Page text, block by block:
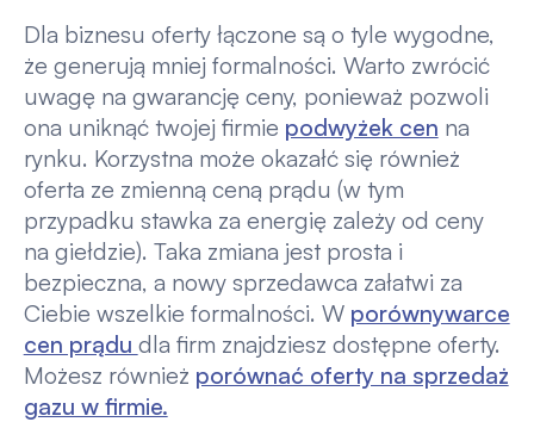
Dla biznesu oferty łączone są o tyle wygodne,
że generują mniej formalności. Warto zwrócić
uwagę na gwarancję ceny, ponieważ pozwoli
ona uniknąć twojej firmie podwyżek cen na
rynku. Korzystna może okazałć się również
oferta ze zmienną ceną prądu (w tym
przypadku stawka za energię zależy od ceny
na giełdzie). Taka zmiana jest prosta i
bezpieczna, a nowy sprzedawca załatwi za
Ciebie wszelkie formalności. W porównywarce
cen prądu dla firm znajdziesz dostępne oferty.
Możesz również porównać oferty na sprzedaż
gazu w firmie.